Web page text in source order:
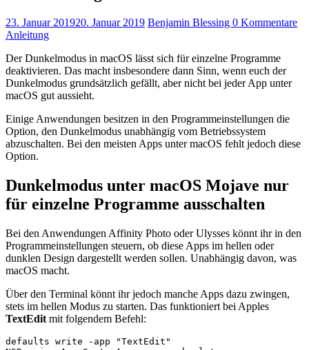
23. Januar 201920. Januar 2019 Benjamin Blessing 0 Kommentare
Anleitung
Der Dunkelmodus in macOS lässt sich für einzelne Programme
deaktivieren. Das macht insbesondere dann Sinn, wenn euch der
Dunkelmodus grundsätzlich gefällt, aber nicht bei jeder App unter
macOS gut aussieht.
Einige Anwendungen besitzen in den Programmeinstellungen die
Option, den Dunkelmodus unabhängig vom Betriebssystem
abzuschalten. Bei den meisten Apps unter macOS fehlt jedoch diese
Option.
Dunkelmodus unter macOS Mojave nur
für einzelne Programme ausschalten
Bei den Anwendungen Affinity Photo oder Ulysses könnt ihr in den
Programmeinstellungen steuern, ob diese Apps im hellen oder
dunklen Design dargestellt werden sollen. Unabhängig davon, was
macOS macht.
Über den Terminal könnt ihr jedoch manche Apps dazu zwingen,
stets im hellen Modus zu starten. Das funktioniert bei Apples
TextEdit mit folgendem Befehl:
defaults write -app "TextEdit"